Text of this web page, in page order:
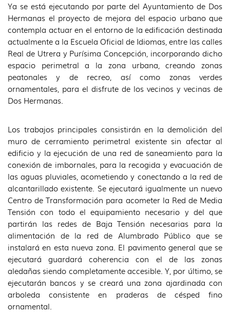
Ya se está ejecutando por parte del Ayuntamiento de Dos
Hermanas el proyecto de mejora del espacio urbano que
contempla actuar en el entorno de la edificación destinada
actualmente a la Escuela Oficial de Idiomas, entre las calles
Real de Utrera y Purísima Concepción, incorporando dicho
espacio perimetral a la zona urbana, creando zonas
peatonales y de recreo, así como zonas verdes
ornamentales, para el disfrute de los vecinos y vecinas de
Dos Hermanas.
Los trabajos principales consistirán en la demolición del
muro de cerramiento perimetral existente sin afectar al
edificio y la ejecución de una red de saneamiento para la
conexión de imbornales, para la recogida y evacuación de
las aguas pluviales, acometiendo y conectando a la red de
alcantarillado existente. Se ejecutará igualmente un nuevo
Centro de Transformación para acometer la Red de Media
Tensión con todo el equipamiento necesario y del que
partirán las redes de Baja Tensión necesarias para la
alimentación de la red de Alumbrado Público que se
instalará en esta nueva zona. El pavimento general que se
ejecutará guardará coherencia con el de las zonas
aledañas siendo completamente accesible. Y, por último, se
ejecutarán bancos y se creará una zona ajardinada con
arboleda consistente en praderas de césped fino
ornamental.